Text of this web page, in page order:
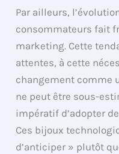
Par ailleurs,
consommateurs fait
marketing. Cette
attentes, à cette
changement comme
ne peut être sous-
impératif d’adopter
Ces bijoux
d’anticiper » plutôt